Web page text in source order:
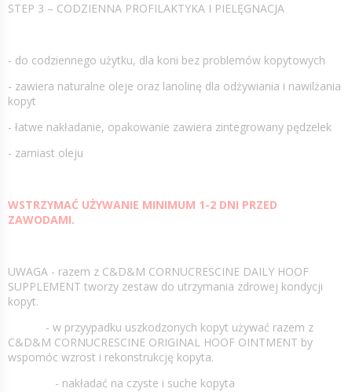
STEP 3 – CODZIENNA PROFILAKTYKA I PIELĘGNACJA
- do codziennego użytku, dla koni bez problemów kopytowych
- zawiera naturalne oleje oraz lanolinę dla odżywiania i nawilżania
kopyt
- łatwe nakładanie, opakowanie zawiera zintegrowany pędzelek
- zamiast oleju
WSTRZYMAĆ UŻYWANIE MINIMUM 1-2 DNI PRZED
ZAWODAMI.
UWAGA - razem z C&D&M CORNUCRESCINE DAILY HOOF
SUPPLEMENT tworzy zestaw do utrzymania zdrowej kondycji
kopyt.
- w przyypadku uszkodzonych kopyt używać razem z
C&D&M CORNUCRESCINE ORIGINAL HOOF OINTMENT by
wspomóc wzrost i rekonstrukcję kopyta.
- nakładać na czyste i suche kopyta